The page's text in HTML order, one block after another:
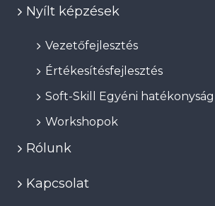
Nyílt képzések
Vezetőfejlesztés
Értékesítésfejlesztés
Soft-Skill Egyéni hatékonyság
Workshopok
Rólunk
Kapcsolat